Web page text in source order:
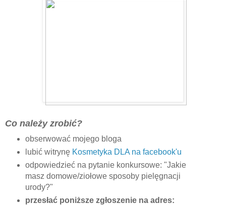
Co należy zrobić?
obserwować mojego bloga
lubić witrynę Kosmetyka DLA na facebook'u
odpowiedzieć na pytanie konkursowe: "Jakie
masz domowe/ziołowe sposoby pielęgnacji
urody?"
przesłać poniższe zgłoszenie na adres: